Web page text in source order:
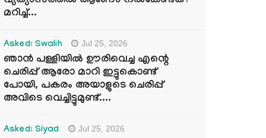
മറിച്ച്...
Asked: Swalih Jul 25, 2026
ഞാൻ പള്ളിയിൽ ഊരിവെച്ച എന്റെ
ചെരിപ്പ് ആരോ മാറി ഇട്ടുകൊണ്ട്
പോയി, പകരം അയാളുടെ ചെരിപ്പ്
അവിടെ വെച്ചിട്ടുമുണ്ട്....
Asked: Siyad Jul 25, 2026